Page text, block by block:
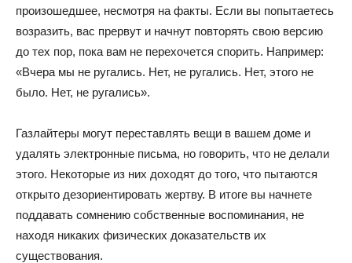
произошедшее, несмотря на факты. Если вы попытаетесь
возразить, вас прервут и начнут повторять свою версию
до тех пор, пока вам не перехочется спорить. Например:
«Вчера мы не ругались. Нет, не ругались. Нет, этого не
было. Нет, не ругались».
Газлайтеры могут переставлять вещи в вашем доме и
удалять электронные письма, но говорить, что не делали
этого. Некоторые из них доходят до того, что пытаются
открыто дезориентировать жертву. В итоге вы начнете
поддавать сомнению собственные воспоминания, не
находя никаких физических доказательств их
существования.